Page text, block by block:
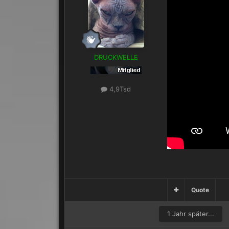
DRUCKWELLE
4,9Tsd
Quote
1 Jahr später...